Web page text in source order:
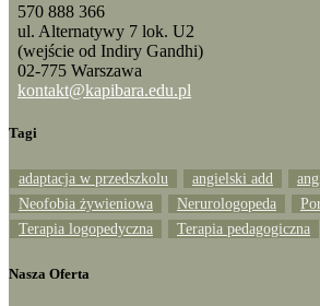
570 888 366
ul. Alternatywy 7 lok. U2
(wejście od Indiry Gandhi)
02-775 Warszawa
kontakt@kapibara.edu.pl
Tagi
adaptacja w przedszkolu angielski add
Neofobia żywieniowa
Nerurologopeda
Terapia logopedyczna
Terapia pedagogiczna
Nasza Oferta